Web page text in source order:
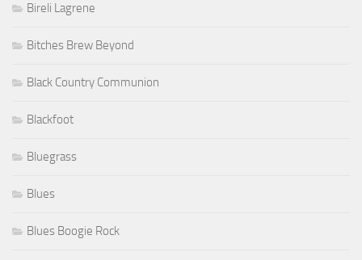
Bireli Lagrene
Bitches Brew Beyond
Black Country Communion
Blackfoot
Bluegrass
Blues
Blues Boogie Rock